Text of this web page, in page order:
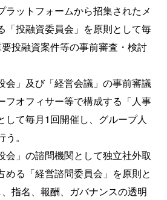
ラットフォームから招集されたメ
「投融資委員会」を原則として毎
投融資案件等の事前審査・検討
会」及び「経営会議」の事前審議
フオフィサー等で構成する「人事
して毎月1回開催し、グループ人
。
会」の諮問機関として独立社外取
める「経営諮問委員会」を原則と
指名、報酬、ガバナンスの透明